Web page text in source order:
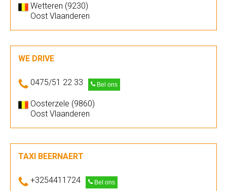
Wetteren (9230)
Oost Vlaanderen
WE DRIVE
0475/51 22 33 Bel ons
Oosterzele (9860)
Oost Vlaanderen
TAXI BEERNAERT
+3254411724 Bel ons